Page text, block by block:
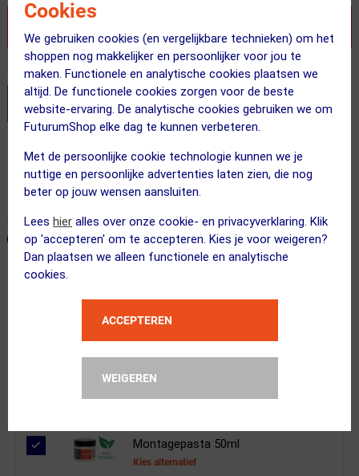
Cookies
We gebruiken cookies (en vergelijkbare technieken) om het
shoppen nog makkelijker en persoonlijker voor jou te
maken. Functionele en analytische cookies plaatsen we
altijd. De functionele cookies zorgen voor de beste
website-ervaring. De analytische cookies gebruiken we om
FuturumShop elke dag te kunnen verbeteren.
Met de persoonlijke cookie technologie kunnen we je
nuttige en persoonlijke advertenties laten zien, die nog
beter op jouw wensen aansluiten.
Lees hier alles over onze cookie- en privacyverklaring. Klik
op 'accepteren' om te accepteren. Kies je voor weigeren?
Dan plaatsen we alleen functionele en analytische
cookies.
ACCEPTEREN
WEIGEREN
Recent besteld door 35 klanten! Bestel ook snel!
Stel je productvragen aan onze AI assistent
Voor 23:00 uur besteld, morgen in huis
365 dagen retourrecht
← Terug naar productnavigatie
ONZE AANBEVOLEN COMBINATIE
Prologo
Montagepasta 50ml
Kies alternatief